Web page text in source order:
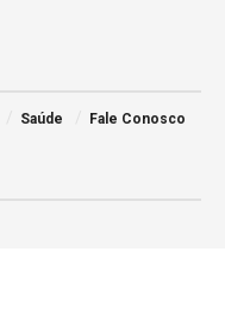
Saúde Fale Conosco